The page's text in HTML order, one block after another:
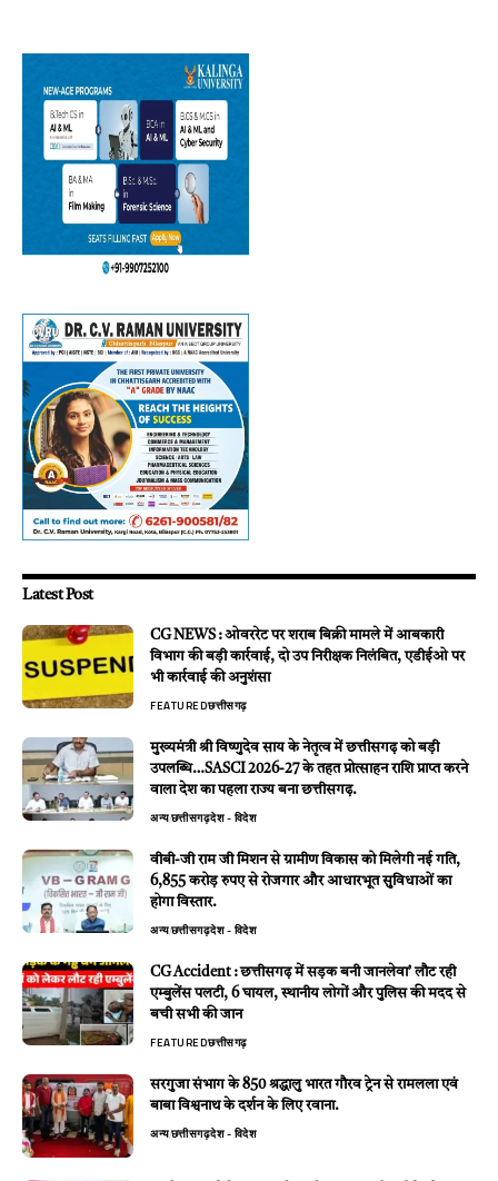
Latest Post
CG NEWS : ओवररेट पर शराब बिक्री मामले में आबकारी
विभाग की बड़ी कार्रवाई, दो उप निरीक्षक निलंबित, एडीईओ पर
भी कार्रवाई की अनुशंसा
FEATUREDछत्तीसगढ़
मुख्यमंत्री श्री विष्णुदेव साय के नेतृत्व में छत्तीसगढ़ को बड़ी
उपलब्धि…SASCI 2026-27 के तहत प्रोत्साहन राशि प्राप्त करने
वाला देश का पहला राज्य बना छत्तीसगढ़.
अन्यछत्तीसगढ़देश - विदेश
वीबी-जी राम जी मिशन से ग्रामीण विकास को मिलेगी नई गति,
6,855 करोड़ रुपए से रोजगार और आधारभूत सुविधाओं का
होगा विस्तार.
अन्यछत्तीसगढ़देश - विदेश
CG Accident : छत्तीसगढ़ में सड़क बनी जानलेवा’ लौट रही
एम्बुलेंस पलटी, 6 घायल, स्थानीय लोगों और पुलिस की मदद से
बची सभी की जान
FEATUREDछत्तीसगढ़
सरगुजा संभाग के 850 श्रद्धालु भारत गौरव ट्रेन से रामलला एवं
बाबा विश्वनाथ के दर्शन के लिए रवाना.
अन्यछत्तीसगढ़देश - विदेश